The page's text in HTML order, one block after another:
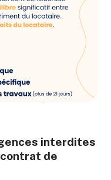
interdites
de